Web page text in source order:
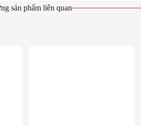
sản phẩm liên quan